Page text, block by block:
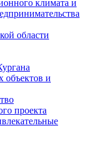
климата и
области
объектов и
проекта